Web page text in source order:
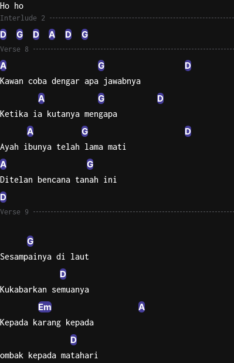
Ho ho
Interlude 2
D G D A D G
Verse 8
A G D
Kawan coba dengar apa jawabnya
A G D
Ketika ia kutanya mengapa
A G D
Ayah ibunya telah lama mati
A G
Ditelan bencana tanah ini
D
Verse 9
G
Sesampainya di laut
D
Kukabarkan semuanya
Em A
Kepada karang kepada
D
ombak kepada matahari